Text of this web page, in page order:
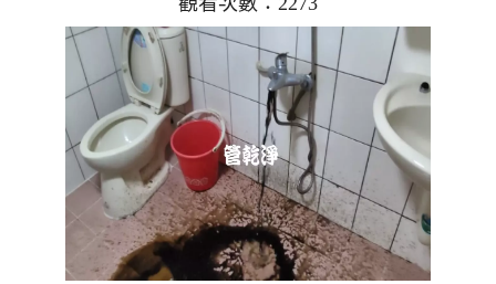
灌入 檸檬酸 至水管，等了約15分，開啟 水管清洗機
，啟動 螺旋波 模式，還沒開始就流出泥水，洗水管
時流出泡沫髒水，源源不絕，六個多小時後，出水變
乾淨出水量也變大了。 如是自來水，如水管老化，
會產生鐵鏽跟泥沙堆積，洗出來的水就會是咖啡色，
地下水含有氧化錳，管壁上會結成黑色管垢，洗出來
的水會跟石油一樣黑，有些洗出綠色的水，是因為裡
面有銅的物質，生鏽...